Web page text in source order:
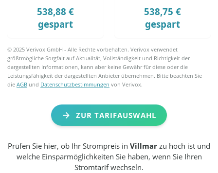
538,88 €
gespart
538,75 €
gespart
© 2025 Verivox GmbH - Alle Rechte vorbehalten. Verivox verwendet
größtmögliche Sorgfalt auf Aktualität, Vollständigkeit und Richtigkeit der
dargestellten Informationen, kann aber keine Gewähr für diese oder die
Leistungsfähigkeit der dargestellten Anbieter übernehmen. Bitte beachten Sie
dieAGB und Datenschutzbestimmungen von Verivox.
ZUR TARIFAUSWAHL
Prüfen Sie hier, ob Ihr Strompreis in Villmar zu hoch ist und
welche Einsparmöglichkeiten Sie haben, wenn Sie Ihren
Stromtarif wechseln.